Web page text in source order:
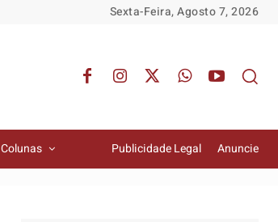
Sexta-Feira, Agosto 7, 2026
Colunas Publicidade Legal Anuncie